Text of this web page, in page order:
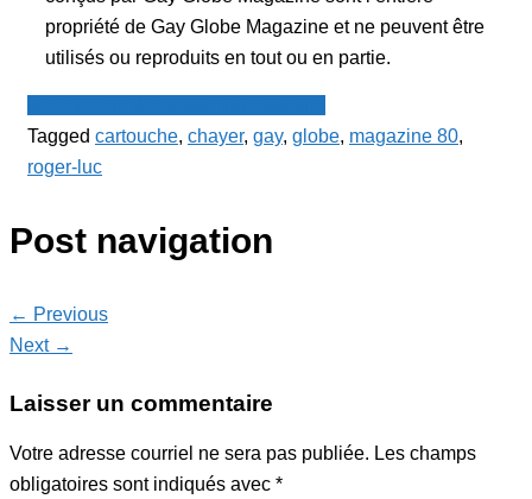
propriété de Gay Globe Magazine et ne peuvent être
utilisés ou reproduits en tout ou en partie.
Tagged cartouche, chayer, gay, globe, magazine 80,
roger-luc
Post navigation
← Previous
Next →
Laisser un commentaire
Votre adresse courriel ne sera pas publiée. Les champs
obligatoires sont indiqués avec *